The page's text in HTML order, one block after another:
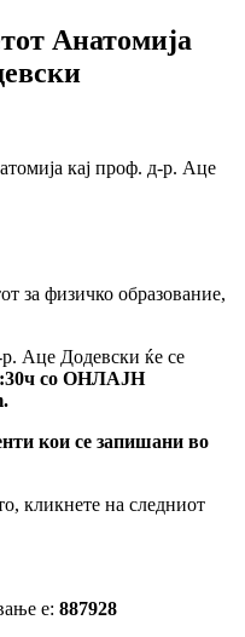
Анатомија
кај проф. д-р. Аце
за физичко образование,
Аце Додевски ќе се
со ОНЛАЈН
кои се запишани во
кликнете на следниот
е: 887928